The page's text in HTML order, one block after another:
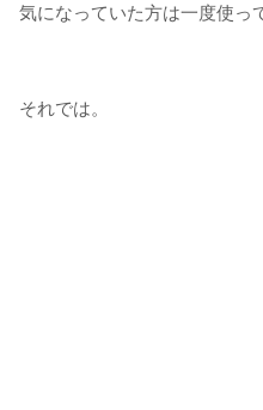
気になっていた方は一度使っ
それでは。